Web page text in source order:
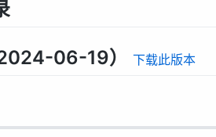
06-19） 下载此版本